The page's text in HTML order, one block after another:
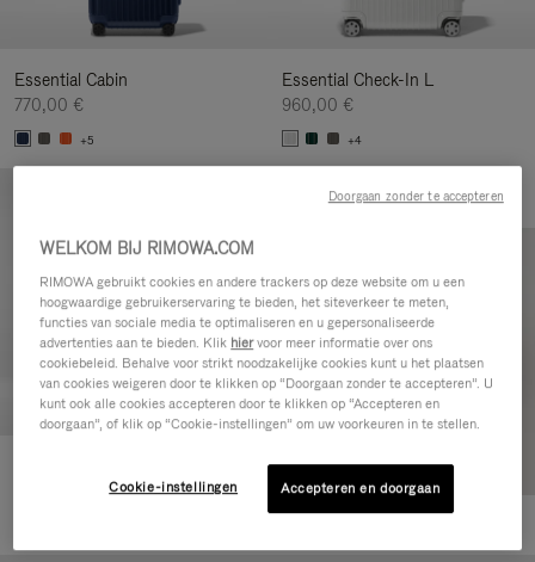
Essential Cabin
770,00 €
+5
Essential Check-In L
960,00 €
+4
WELKOM BIJ RIMOWA.COM
RIMOWA gebruikt cookies en andere trackers op deze website om u een
hoogwaardige gebruikerservaring te bieden, het siteverkeer te meten,
functies van sociale media te optimaliseren en u gepersonaliseerde
advertenties aan te bieden. Klik hiervoor meer informatie over ons
cookiebeleid. Behalve voor strikt noodzakelijke cookies kunt u het plaatsen
van cookies weigeren door te klikken op “Doorgaan zonder te accepteren”. U
kunt ook alle cookies accepteren door te klikken op “Accepteren en
doorgaan”, of klik op “Cookie-instellingen” om uw voorkeuren in te stellen.
Cookie-instellingen Accepteren en doorgaan
Doorgaan zonder te accepteren